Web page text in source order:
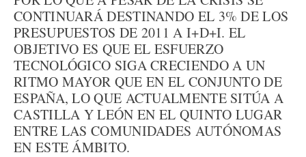
CONTINUARÁ DESTINANDO EL 3% DE LOS
PRESUPUESTOS DE 2011 A I+D+I. EL
OBJETIVO ES QUE EL ESFUERZO
TECNOLÓGICO SIGA CRECIENDO A UN
RITMO MAYOR QUE EN EL CONJUNTO DE
ESPAÑA, LO QUE ACTUALMENTE SITÚA A
CASTILLA Y LEÓN EN EL QUINTO LUGAR
ENTRE LAS COMUNIDADES AUTÓNOMAS
EN ESTE ÁMBITO.